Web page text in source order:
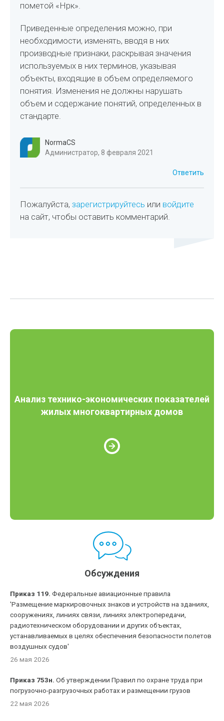
пометой «Нрк».
Приведенные определения можно, при
необходимости, изменять, вводя в них
производные признаки, раскрывая значения
используемых в них терминов, указывая
объекты, входящие в объем определяемого
понятия. Изменения не должны нарушать
объем и содержание понятий, определенных в
стандарте.
NormaCS
Администратор, 8 февраля 2021
Ответить
Пожалуйста,зарегистрируйтесь или войдите
на сайт, чтобы оставить комментарий.
Анализ технико-экономических показателей
жилых многоквартирных домов
Обсуждения
Приказ 119. Федеральные авиационные правила
'Размещение маркировочных знаков и устройств на зданиях,
сооружениях, линиях связи, линиях электропередачи,
радиотехническом оборудовании и других объектах,
устанавливаемых в целях обеспечения безопасности полетов
воздушных судов'
26 мая 2026
Приказ 753н. Об утверждении Правил по охране труда при
погрузочно-разгрузочных работах и размещении грузов
22 мая 2026